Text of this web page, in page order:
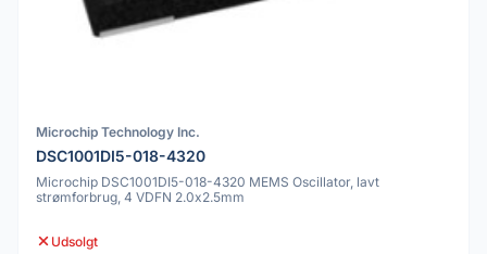
Microchip Technology Inc.
DSC1001DI5-018-4320
Microchip DSC1001DI5-018-4320 MEMS Oscillator, lavt
strømforbrug, 4 VDFN 2.0x2.5mm
Udsolgt